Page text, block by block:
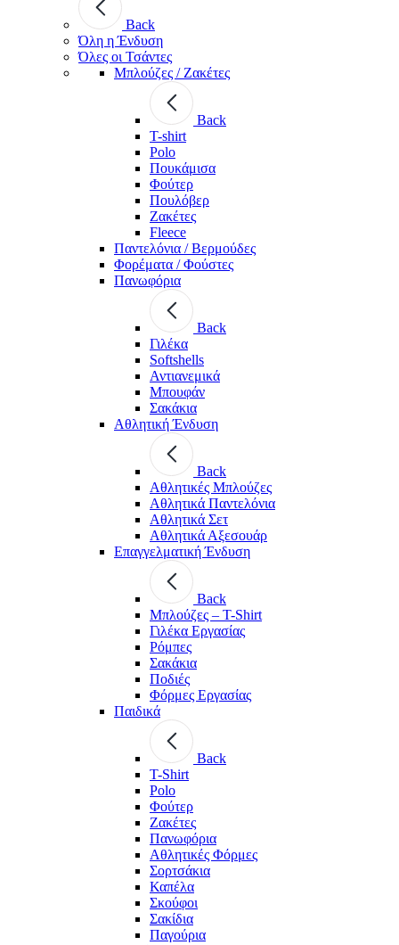
Back
Όλη η Ένδυση
Όλες οι Τσάντες
Μπλούζες / Ζακέτες
Back
T-shirt
Polo
Πουκάμισα
Φούτερ
Πουλόβερ
Ζακέτες
Fleece
Παντελόνια / Βερμούδες
Φορέματα / Φούστες
Πανωφόρια
Back
Γιλέκα
Softshells
Αντιανεμικά
Μπουφάν
Σακάκια
Αθλητική Ένδυση
Back
Aθλητικές Μπλούζες
Αθλητικά Παντελόνια
Αθλητικά Σετ
Αθλητικά Αξεσουάρ
Επαγγελματική Ένδυση
Back
Μπλούζες – T-Shirt
Γιλέκα Εργασίας
Ρόμπες
Σακάκια
Ποδιές
Φόρμες Εργασίας
Παιδικά
Back
T-Shirt
Polo
Φούτερ
Ζακέτες
Πανωφόρια
Αθλητικές Φόρμες
Σορτσάκια
Καπέλα
Σκούφοι
Σακίδια
Παγούρια